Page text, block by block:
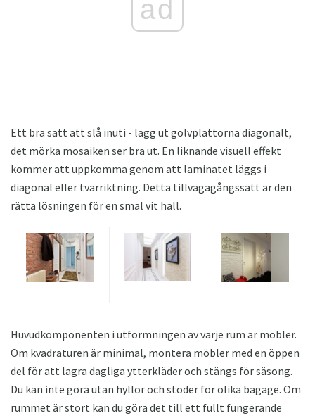
ad
Ett bra sätt att slå inuti - lägg ut golvplattorna diagonalt,
det mörka mosaiken ser bra ut. En liknande visuell effekt
kommer att uppkomma genom att laminatet läggs i
diagonal eller tvärriktning. Detta tillvägagångssätt är den
rätta lösningen för en smal vit hall.
Huvudkomponenten i utformningen av varje rum är möbler.
Om kvadraturen är minimal, montera möbler med en öppen
del för att lagra dagliga ytterkläder och stängs för säsong.
Du kan inte göra utan hyllor och stöder för olika bagage. Om
rummet är stort kan du göra det till ett fullt fungerande